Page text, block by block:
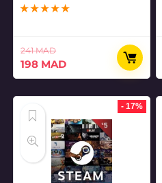
★★★★★
241MAD
Le
prix
241 MAD.
198 MADLe
prix
198 MAD.
- 17%